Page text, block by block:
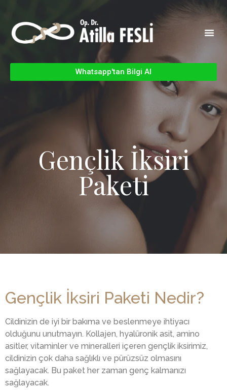
Whatsapp'tan Bilgi Al
Gençlik İksiri
Paketi
Gençlik İksiri Paketi Nedir?
Cildinizin de iyi bir bakıma ve beslenmeye ihtiyacı
olduğunu unutmayın. Kollajen, hyalüronik asit, amino
asitler, vitaminler ve mineralleri içeren gençlik iksirimiz,
cildinizin çok daha sağlıklı ve pürüzsüz olmasını
sağlayacak. Bu paket her zaman genç kalmanızı
sağlayacak.